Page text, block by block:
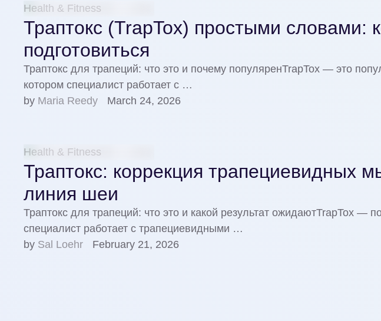
Health & Fitness
Траптокс (TrapTox) простыми словами:
подготовиться
Траптокс для трапеций: что это и почему популяренTrapTox — это
котором специалист работает с …
by Maria Reedy March 24, 2026
Health & Fitness
Траптокс: коррекция трапециевидных
линия шеи
Траптокс для трапеций: что это и какой результат ожидаютTrapTox —
специалист работает с трапециевидными …
by Sal Loehr February 21, 2026